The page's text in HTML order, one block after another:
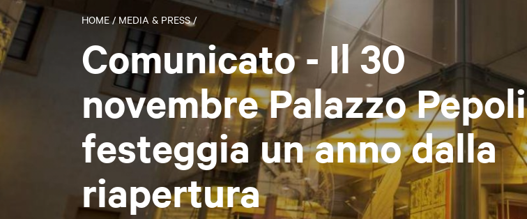
HOME/MEDIA & PRESS/
Comunicato - Il 30
novembre Palazzo Pepoli
festeggia un anno dalla
riapertura